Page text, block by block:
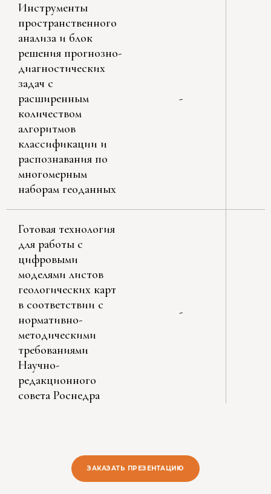
Инструменты
пространственного
анализа и блок
решения прогнозно-
диагностических
задач с
расширенным
количеством
алгоритмов
классификации и
распознавания по
многомерным
наборам геоданных
-
Готовая технология
для работы с
цифровыми
моделями листов
геологических карт
в соответствии с
нормативно-
методическими
требованиями
Научно-
редакционного
совета Роснедра
-
ЗАКАЗАТЬ ПРЕЗЕНТАЦИЮ